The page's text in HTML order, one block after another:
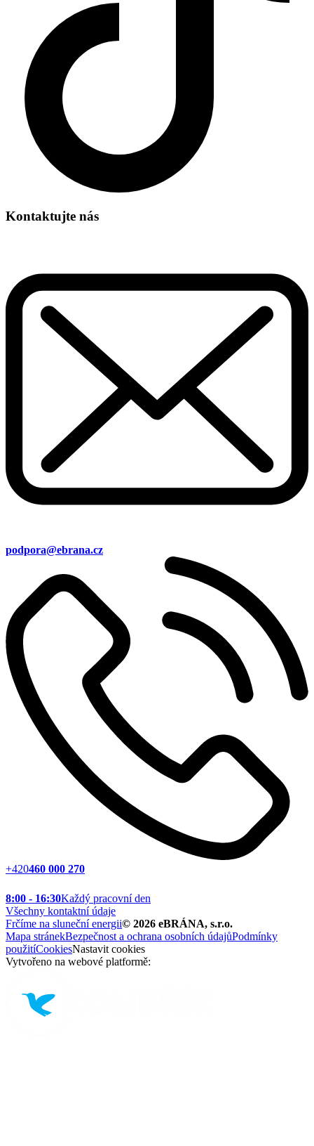
Kontaktujte nás
podpora@ebrana.cz
+420460 000 270
8:00 - 16:30Každý pracovní den
Všechny kontaktní údaje
Frčíme na sluneční energii© 2026 eBRÁNA, s.r.o.
Mapa stránekBezpečnost a ochrana osobních údajůPodmínky
použitíCookiesNastavit cookies
Vytvořeno na webové platformě: